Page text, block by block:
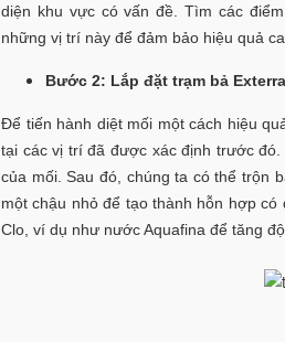
diện khu vực có vấn đề. Tìm các
những vị trí này để đảm bảo hiệu quả
Bước 2: Lắp đặt trạm bả Exterra
Để tiến hành diệt mối một cách hiệu
tại các vị trí đã được xác định trước
của mối. Sau đó, chúng ta có thể trộn
một chậu nhỏ để tạo thành hỗn hợp
Clo, ví dụ như nước Aquafina để tăng